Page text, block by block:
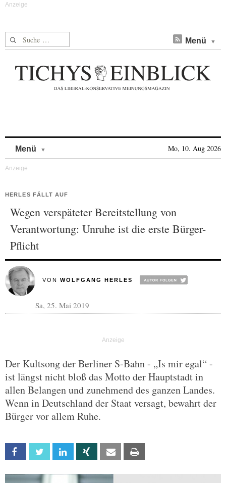
Suche nach: Menü
Menü Mo, 10. Aug 2026
HERLES FÄLLT AUF
Wegen verspäteter Bereitstellung von
Verantwortung: Unruhe ist die erste Bürger-
Pflicht
VON WOLFGANG HERLES
Sa, 25. Mai 2019
Der Kultsong der Berliner S-Bahn - „Is mir egal“ -
ist längst nicht bloß das Motto der Hauptstadt in
allen Belangen und zunehmend des ganzen Landes.
Wenn in Deutschland der Staat versagt, bewahrt der
Bürger vor allem Ruhe.
Facebook Twitter Linkedin Xing Email